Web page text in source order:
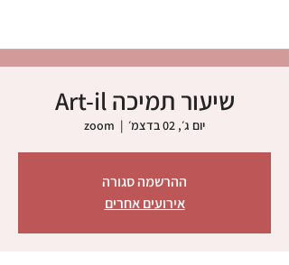
שיעור תמיכה Art-il
יום ג׳, 02 בדצמ׳
  |
zoom
ההרשמה סגורה
אירועים אחרים